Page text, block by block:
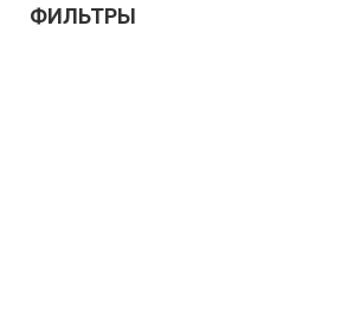
ФИЛЬТРЫ